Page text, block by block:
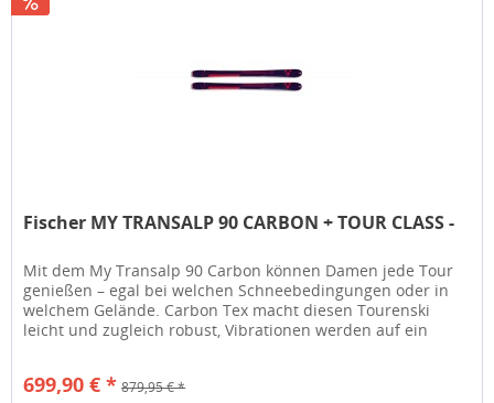
Fischer MY TRANSALP 90 CARBON + TOUR CLASS -
Mit dem My Transalp 90 Carbon können Damen jede Tour
genießen – egal bei welchen Schneebedingungen oder in
welchem Gelände. Carbon Tex macht diesen Tourenski
leicht und zugleich robust, Vibrationen werden auf ein
699,90 € * 879,95 € *